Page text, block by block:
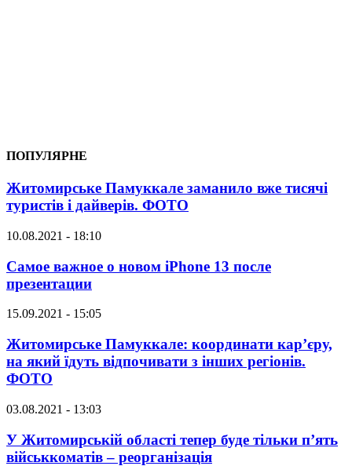
ПОПУЛЯРНЕ
Житомирське Памуккале заманило вже тисячі
туристів і дайверів. ФОТО
10.08.2021 - 18:10
Самое важное о новом iPhone 13 после
презентации
15.09.2021 - 15:05
Житомирське Памуккале: координати кар’єру,
на який їдуть відпочивати з інших регіонів.
ФОТО
03.08.2021 - 13:03
У Житомирській області тепер буде тільки п’ять
військкоматів – реорганізація